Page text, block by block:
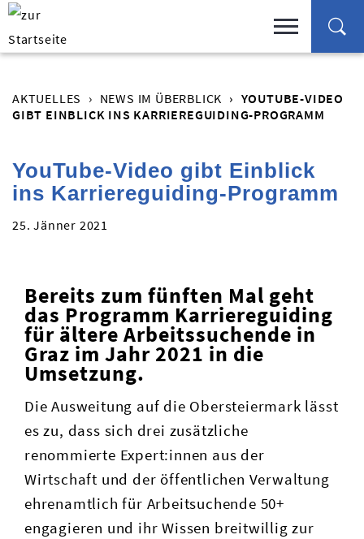
AKTUELLES NEWS IM ÜBERBLICK
YOUTUBE-VIDEO
GIBT EINBLICK INS KARRIEREGUIDING-PROGRAMM
YouTube-Video gibt Einblick
ins Karriereguiding-Programm
25. Jänner 2021
Bereits zum fünften Mal geht
das Programm Karriereguiding
für ältere Arbeitssuchende in
Graz im Jahr 2021 in die
Umsetzung.
Die Ausweitung auf die Obersteiermark lässt
es zu, dass sich drei zusätzliche
renommierte Expert:innen aus der
Wirtschaft und der öffentlichen Verwaltung
ehrenamtlich für Arbeitsuchende 50+
engagieren und ihr Wissen breitwillig zur